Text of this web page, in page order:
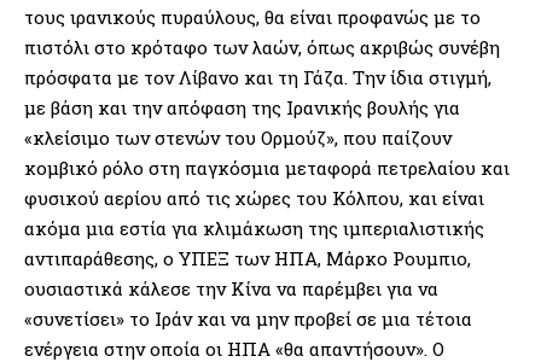
τους ιρανικούς πυραύλους, θα είναι προφανώς με το
πιστόλι στο κρόταφο των λαών, όπως ακριβώς συνέβη
πρόσφατα με τον Λίβανο και τη Γάζα. Την ίδια στιγμή,
με βάση και την απόφαση της Ιρανικής βουλής για
«κλείσιμο των στενών του Ορμούζ», που παίζουν
κομβικό ρόλο στη παγκόσμια μεταφορά πετρελαίου και
φυσικού αερίου από τις χώρες του Κόλπου, και είναι
ακόμα μια εστία για κλιμάκωση της ιμπεριαλιστικής
αντιπαράθεσης, ο ΥΠΕΞ των ΗΠΑ, Μάρκο Ρουμπιο,
ουσιαστικά κάλεσε την Κίνα να παρέμβει για να
«συνετίσει» το Ιράν και να μην προβεί σε μια τέτοια
ενέργεια στην οποία οι ΗΠΑ «θα απαντήσουν». Ο